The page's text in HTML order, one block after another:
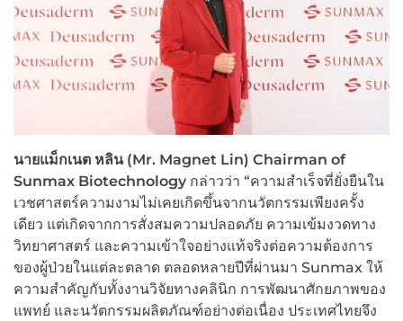
นายแม็กเนต หลิน (Mr. Magnet Lin) Chairman of
Sunmax Biotechnology กล่าวว่า “ความสำเร็จที่ยั่งยืนใน
เวชศาสตร์ความงามไม่เคยเกิดขึ้นจากนวัตกรรมเพียงครั้ง
เดียว แต่เกิดจากการสั่งสมความปลอดภัย ความเข้มงวดทาง
วิทยาศาสตร์ และความเข้าใจอย่างแท้จริงต่อความต้องการ
ของผู้ป่วยในแต่ละตลาด ตลอดหลายปีที่ผ่านมา Sunmax ให้
ความสำคัญกับทั้งงานวิจัยทางคลินิก การพัฒนาศักยภาพของ
แพทย์ และนวัตกรรมผลิตภัณฑ์อย่างต่อเนื่อง ประเทศไทยจึง